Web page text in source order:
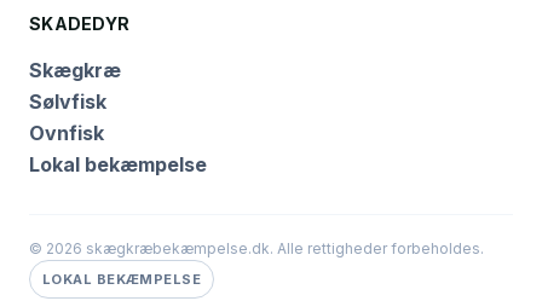
SKADEDYR
Skægkræ
Sølvfisk
Ovnfisk
Lokal bekæmpelse
© 2026 skægkræbekæmpelse.dk. Alle rettigheder forbeholdes.
LOKAL BEKÆMPELSE